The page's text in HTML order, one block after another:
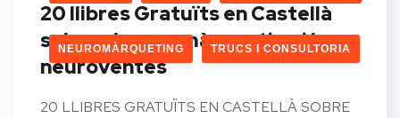
NEUROMÀRQUETING TRUCS I CONSULTORIA
20 llibres Gratuïts en Castellà
sobre el neuromàrqueting i les
neuroventes
20 LLIBRES GRATUÏTS EN CASTELLÀ SOBRE